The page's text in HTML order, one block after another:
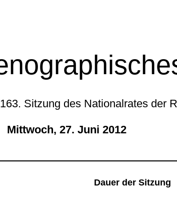
163. Sitzung des Nationalrates der
27. Juni 2012
Dauer der Sitzung